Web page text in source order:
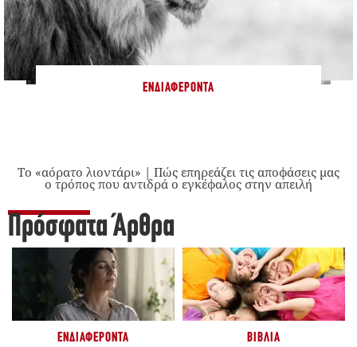
ΕΝΔΙΑΦΈΡΟΝΤΑ
Το «αόρατο λιοντάρι» | Πώς επηρεάζει τις αποφάσεις μας
ο τρόπος που αντιδρά ο εγκέφαλος στην απειλή
Πρόσφατα Άρθρα
ΕΝΔΙΑΦΈΡΟΝΤΑ ΒΙΒΛΊΑ